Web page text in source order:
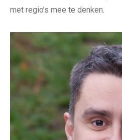
met regio’s mee te denken.